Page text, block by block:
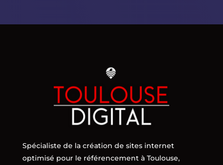
Spécialiste de la création de sites internet
optimisé pour le référencement à Toulouse,